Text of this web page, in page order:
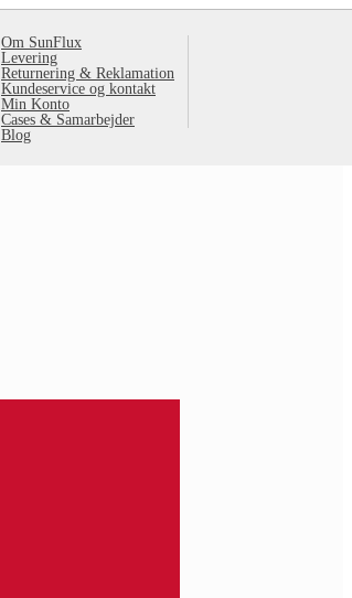
Om SunFlux
Levering
Returnering & Reklamation
Kundeservice og kontakt
Min Konto
Cases & Samarbejder
Blog